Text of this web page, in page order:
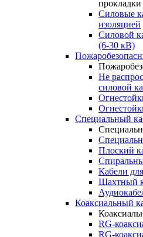
прокладки
Силовые
изоляцией
Силовой
(6-30 кВ)
Не
силовой
Специальный
Плоский
Кабели
Шахтный
Коаксиальный
RG-
RG-